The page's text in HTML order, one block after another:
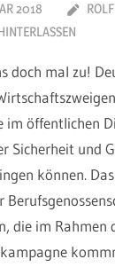
2018
doch mal zu!
im öffentlichen
Sicherheit und
können.
die im Rahmen